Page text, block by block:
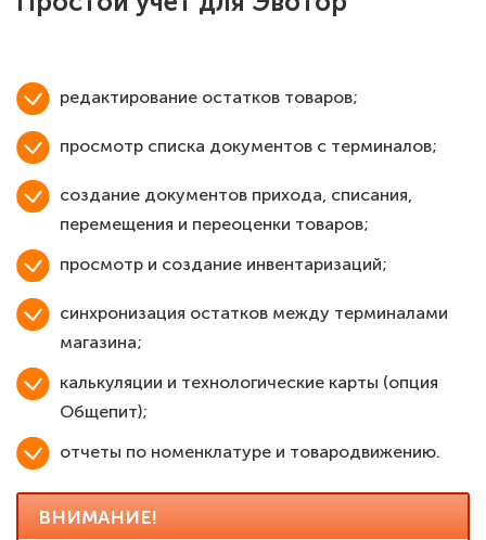
редактирование остатков товаров;
просмотр списка документов с терминалов;
создание документов прихода, списания,
перемещения и переоценки товаров;
просмотр и создание инвентаризаций;
синхронизация остатков между терминалами
магазина;
калькуляции и технологические карты (опция
Общепит);
отчеты по номенклатуре и товародвижению.
ВНИМАНИЕ!